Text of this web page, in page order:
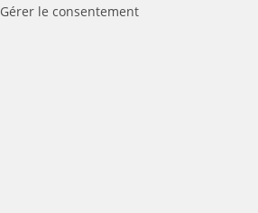
Gérer le consentement